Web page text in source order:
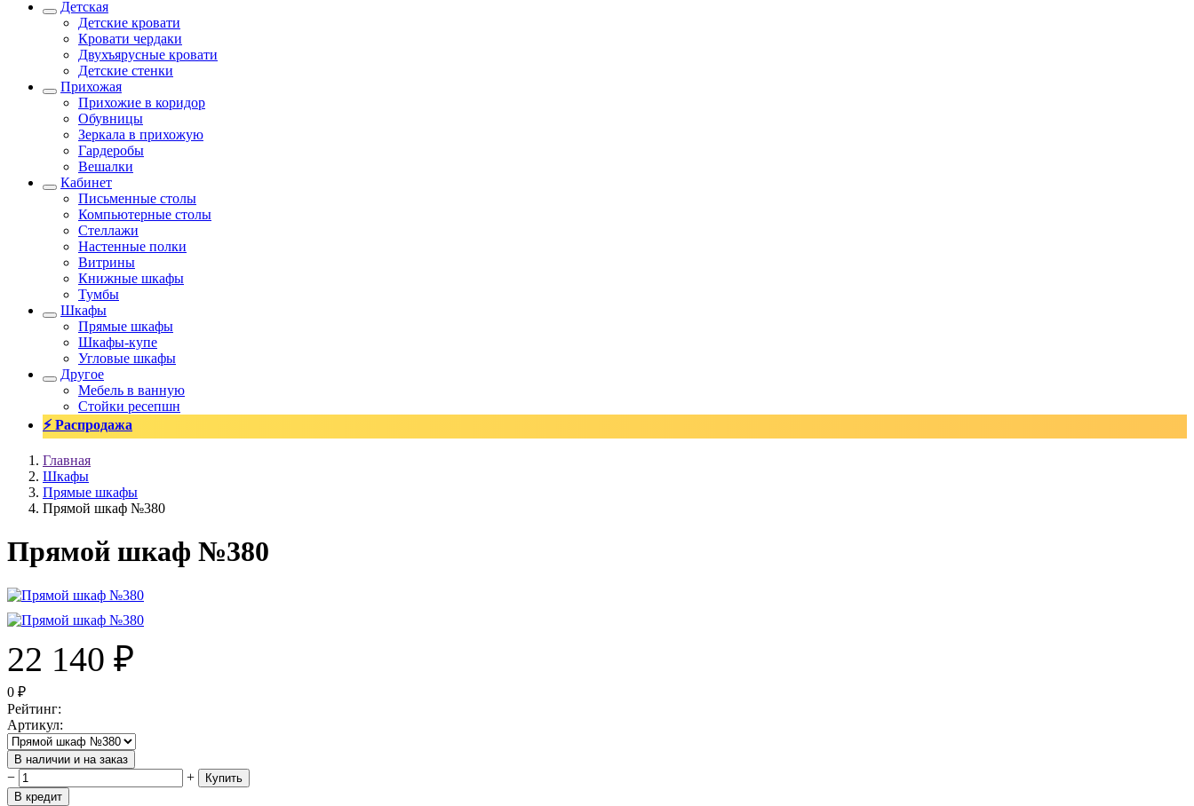
Детская
Детские кровати
Кровати чердаки
Двухъярусные кровати
Детские стенки
Прихожая
Прихожие в коридор
Обувницы
Зеркала в прихожую
Гардеробы
Вешалки
Кабинет
Письменные столы
Компьютерные столы
Стеллажи
Настенные полки
Витрины
Книжные шкафы
Тумбы
Шкафы
Прямые шкафы
Шкафы-купе
Угловые шкафы
Другое
Мебель в ванную
Стойки ресепшн
⚡ Распродажа
Главная
Шкафы
Прямые шкафы
Прямой шкаф №380
Прямой шкаф №380
22 140 ₽
0 ₽
Рейтинг:
Артикул:
В наличии и на заказ
− +
Купить
В кредит